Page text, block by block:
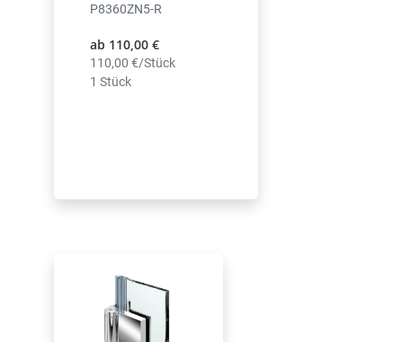
P8360ZN5-R
ab 110,00 €
110,00 €/Stück
1 Stück